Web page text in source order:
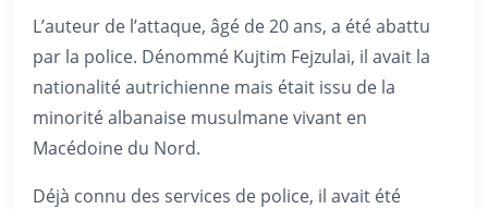
L’auteur de l’attaque, âgé de 20 ans, a été abattu
par la police. Dénommé Kujtim Fejzulai, il avait la
nationalité autrichienne mais était issu de la
minorité albanaise musulmane vivant en
Macédoine du Nord.
Déjà connu des services de police, il avait été